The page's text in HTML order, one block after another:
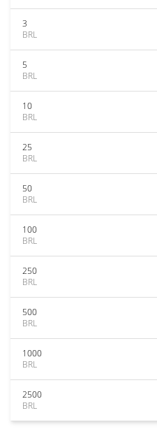
3
BRL
5
BRL
10
BRL
25
BRL
50
BRL
100
BRL
250
BRL
500
BRL
1000
BRL
2500
BRL